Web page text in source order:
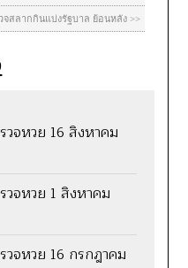
วจหวย 16 สิงหาคม
วจหวย 1 สิงหาคม
จหวย 16 กรกฎาคม